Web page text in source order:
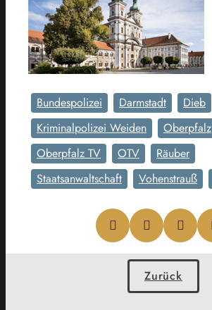
Bundespolizei Darmstadt Dieb
Kriminalpolizei Weiden
Oberpfalz
Oberpfalz TV
OTV
Räuber
Staatsanwaltschaft
Vohenstrauß
Zurück